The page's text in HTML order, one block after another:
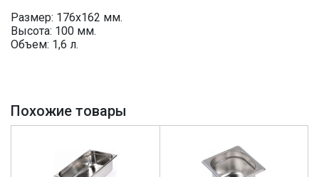
Размер: 176х162 мм.
Высота: 100 мм.
Объем: 1,6 л.
Похожие товары